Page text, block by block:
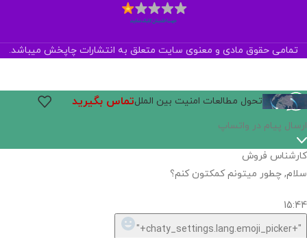
تمامی حقوق مادی و معنوی سایت متعلق به انتشارات چاپخش میباشد.
تحول مطالعات امنیت بین المللتماس بگیرید
اگر
نیست,
شاید
بتونیم